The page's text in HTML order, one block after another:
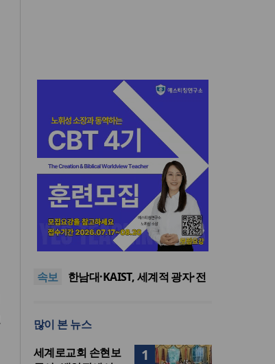
속보
느헤미야 연합기도회, ‘왕의 기
도’로 나라·한국교회·다음세대
세기총 “자유를 지키며 하나 된
시장 담은 로컬 매거진 ‘포항집’
한남대·KAIST, 세계적 광자·전
도’로 나라·한국교회·다음세대
세기총 “자유를 지키며 하나 된
희망의 미래를 향하여”
많이 본 뉴스
1
세계로교회 손현보